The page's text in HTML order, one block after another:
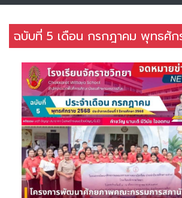
ฉบับที่ 5 เดือน กรกฎาคม พุทธศัก